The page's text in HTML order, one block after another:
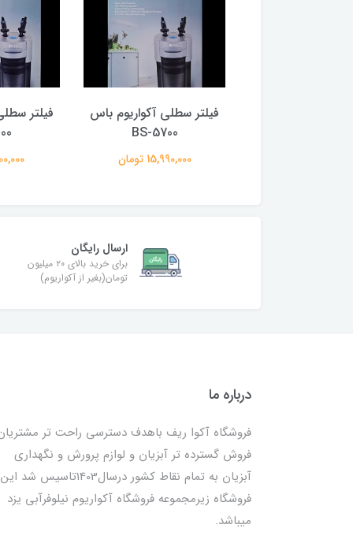
فیلتر سطلی آکواریوم باس
BS-5700
15,990,000 تومان
فیلتر
ارسال رایگان
برای خرید بالای ۲۰ میلیون
تومان(بغیر از آکواریوم)
درباره ما
فروشگاه آکوا ریف باهدف دسترسی راحت تر
فروش گسترده تر آبزیان و لوازم پرورش و نگهداری
آبزیان به تمام نقاط کشور درسال1403تاسیس شد این
فروشگاه زیرمجموعه فروشگاه آکواریوم نیلوفرآبی یزد
میباشد.